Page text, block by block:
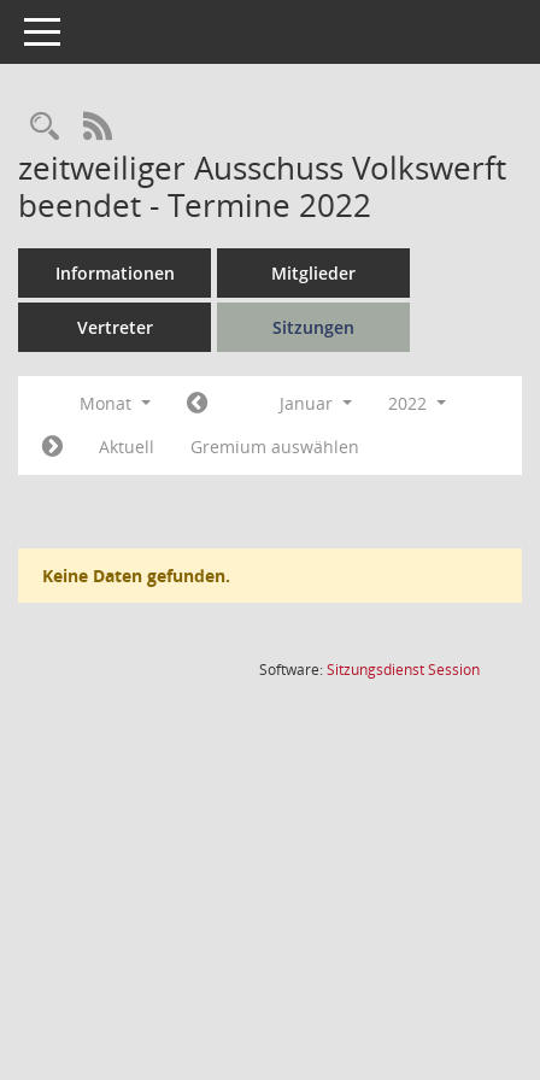
Toggle navigation
Rechercheauswahl
RSS-Feed
zeitweiliger Ausschuss Volkswerft
beendet - Termine 2022
Informationen Mitglieder
Vertreter Sitzungen
Monat Januar
2022
Aktuell
Gremium auswählen
Keine Daten gefunden.
Software:SitzungsdienstSession(Wird in